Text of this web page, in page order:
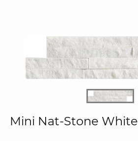
Mini Nat-Stone White